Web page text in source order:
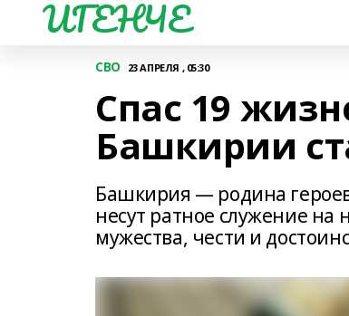
ИГЕНЧЕ
СВО 23 АПРЕЛЯ , 05:30
Спас 19
Башкирии
Башкирия — родина
несут ратное служение
мужества, чести и